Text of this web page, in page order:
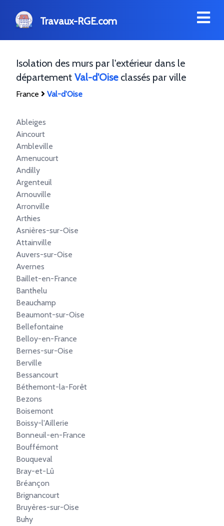
Travaux-RGE.com
Isolation des murs par l'extérieur dans le
département Val-d'Oiseclassés par ville
France Val-d'Oise
Ableiges
Aincourt
Ambleville
Amenucourt
Andilly
Argenteuil
Arnouville
Arronville
Arthies
Asnières-sur-Oise
Attainville
Auvers-sur-Oise
Avernes
Baillet-en-France
Banthelu
Beauchamp
Beaumont-sur-Oise
Bellefontaine
Belloy-en-France
Bernes-sur-Oise
Berville
Bessancourt
Béthemont-la-Forêt
Bezons
Boisemont
Boissy-l'Aillerie
Bonneuil-en-France
Bouffémont
Bouqueval
Bray-et-Lû
Bréançon
Brignancourt
Bruyères-sur-Oise
Buhy